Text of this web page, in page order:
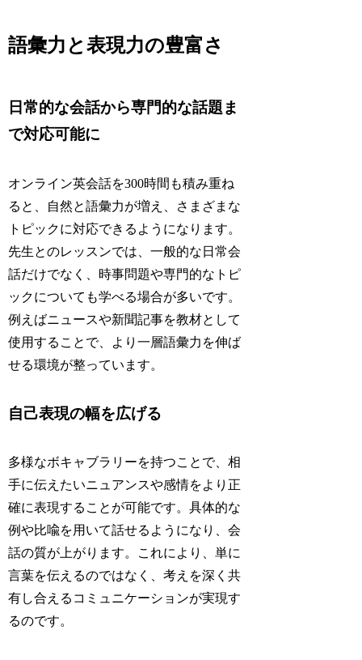
語彙力と表現力の豊富さ
日常的な会話から専門的な話題ま
で対応可能に
オンライン英会話を300時間も積み重ね
ると、自然と語彙力が増え、さまざまな
トピックに対応できるようになります。
先生とのレッスンでは、一般的な日常会
話だけでなく、時事問題や専門的なトピ
ックについても学べる場合が多いです。
例えばニュースや新聞記事を教材として
使用することで、より一層語彙力を伸ば
せる環境が整っています。
自己表現の幅を広げる
多様なボキャブラリーを持つことで、相
手に伝えたいニュアンスや感情をより正
確に表現することが可能です。具体的な
例や比喩を用いて話せるようになり、会
話の質が上がります。これにより、単に
言葉を伝えるのではなく、考えを深く共
有し合えるコミュニケーションが実現す
るのです。